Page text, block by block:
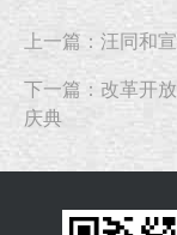
上一篇：汪同和
下一篇：改革开
庆典